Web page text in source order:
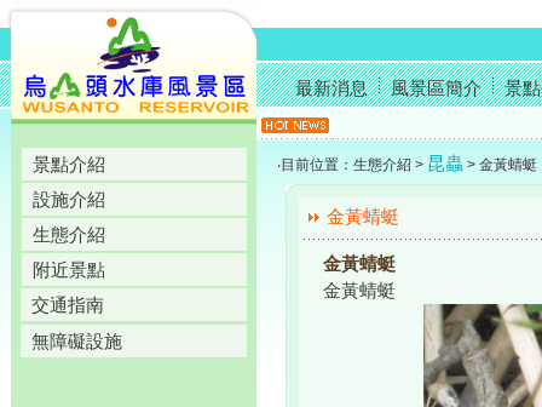
景點介紹
設施介紹
生態介紹
附近景點
交通指南
無障礙設施
最新消息 風景區簡介 景
‧目前位置：生態介紹 > 昆蟲 > 金黃蜻蜓
金黃蜻蜓
金黃蜻蜓
金黃蜻蜓